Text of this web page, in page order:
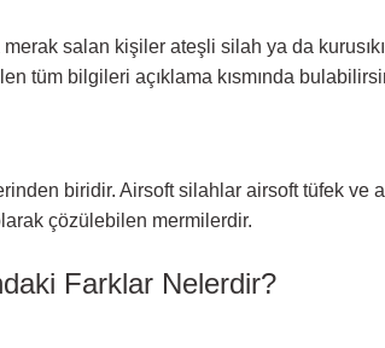
merak salan kişiler ateşli silah ya da
tüm bilgileri açıklama kısmında
biridir. Airsoft silahlar airsoft tüfek ve
çözülebilen mermilerdir.
Farklar Nelerdir?